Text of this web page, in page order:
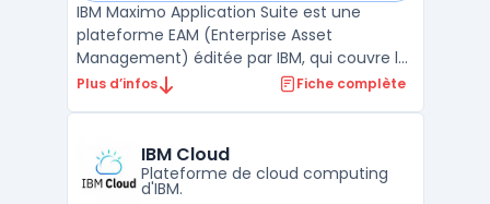
IBM Maximo Application Suite est une
plateforme EAM (Enterprise Asset
Management) éditée par IBM, qui couvre la
gestion des actifs physiques, la
organisations. C'est la solution de référence
sur le marché mondial de la maintena ...
Plus d’infos Fiche complète
IBM Cloud
Plateforme de cloud computing
d'IBM.